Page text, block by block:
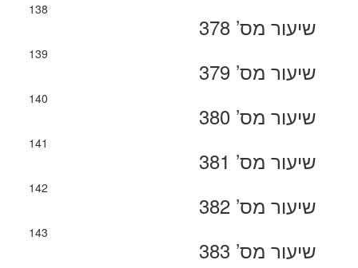
138
שיעור מס’ 378
139
שיעור מס’ 379
140
שיעור מס’ 380
141
שיעור מס’ 381
142
שיעור מס’ 382
143
שיעור מס’ 383